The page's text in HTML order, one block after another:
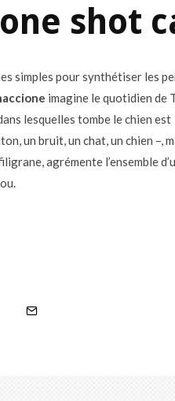
shot
simples pour synthétiser les
imagine le quotidien de
lesquelles tombe le chien est
un bruit, un chat, un chien –,
agrémente l’ensemble